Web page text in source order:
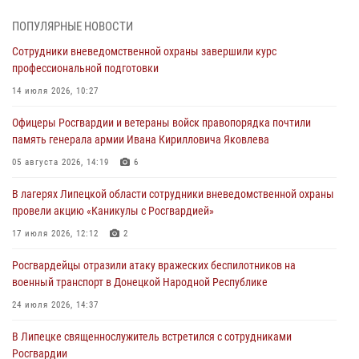
03 августа 2026, 13:43 1
Росгвардейцы обеспечили безопасность граждан в День Лев-
Толстовского района
03 августа 2026, 13:41
Росгвардия противодействует БПЛА ВСУ на южном направлении
(видео)
03 августа 2026, 13:39
Росгвардия обеспечила охрану порядка во время проведения
фестивалей в Липецке
03 августа 2026, 13:17
ПОПУЛЯРНЫЕ НОВОСТИ
Сотрудники вневедомственной охраны завершили курс
профессиональной подготовки
14 июля 2026, 10:27
Офицеры Росгвардии и ветераны войск правопорядка почтили
память генерала армии Ивана Кирилловича Яковлева
05 августа 2026, 14:19 6
В лагерях Липецкой области сотрудники вневедомственной охраны
провели акцию «Каникулы с Росгвардией»
17 июля 2026, 12:12 2
Росгвардейцы отразили атаку вражеских беспилотников на
военный транспорт в Донецкой Народной Республике
24 июля 2026, 14:37
В Липецке священнослужитель встретился с сотрудниками
Росгвардии